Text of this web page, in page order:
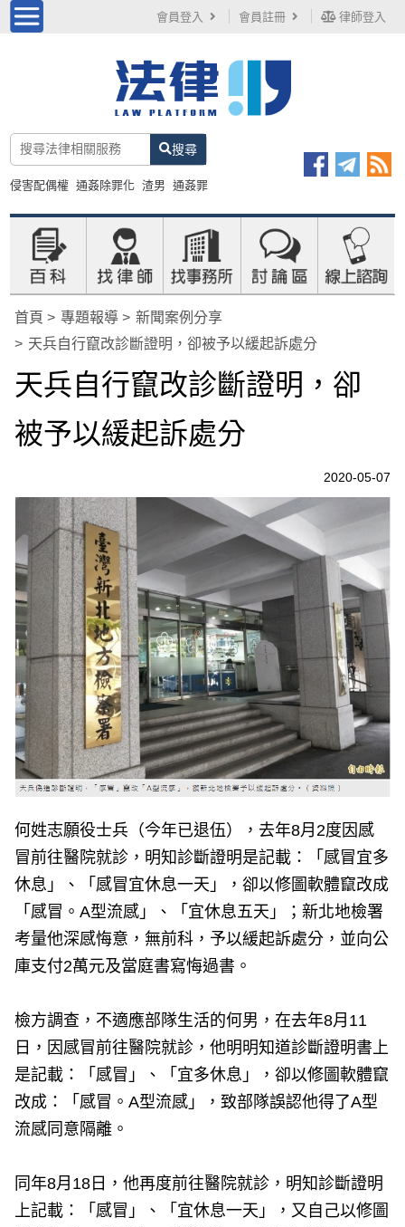
會員登入 會員註冊 律師登入
搜尋
侵害配偶權 通姦除罪化 渣男 通姦罪
首頁 專題報導
新聞案例分享
天兵自行竄改診斷證明，卻被予以緩起訴處分
天兵自行竄改診斷證明，卻
被予以緩起訴處分
2020-05-07
何姓志願役士兵（今年已退伍），去年8月2度因感
冒前往醫院就診，明知診斷證明是記載：「感冒宜多
休息」、「感冒宜休息一天」，卻以修圖軟體竄改成
「感冒。A型流感」、「宜休息五天」；新北地檢署
考量他深感悔意，無前科，予以緩起訴處分，並向公
庫支付2萬元及當庭書寫悔過書。
檢方調查，不適應部隊生活的何男，在去年8月11
日，因感冒前往醫院就診，他明明知道診斷證明書上
是記載：「感冒」、「宜多休息」，卻以修圖軟體竄
改成：「感冒。A型流感」，致部隊誤認他得了A型
流感同意隔離。
同年8月18日，他再度前往醫院就診，明知診斷證明
上記載：「感冒」、「宜休息一天」，又自己以修圖